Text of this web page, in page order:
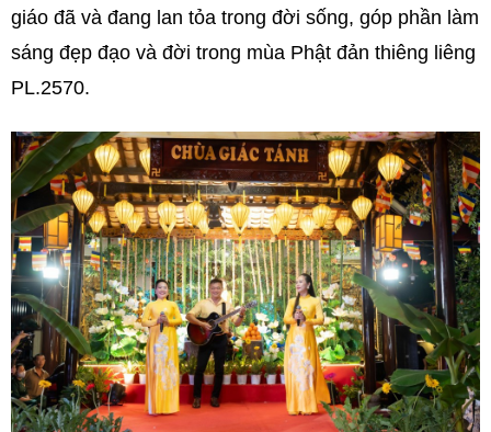
giáo đã và đang lan tỏa trong đời sống, góp phần làm
sáng đẹp đạo và đời trong mùa Phật đản thiêng liêng
PL.2570.